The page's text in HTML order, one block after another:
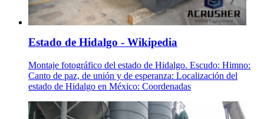
Estado de Hidalgo - Wikipedia
Montaje fotográfico del estado de Hidalgo. Escudo: Himno:
Canto de paz, de unión y de esperanza: Localización del
estado de Hidalgo en México: Coordenadas